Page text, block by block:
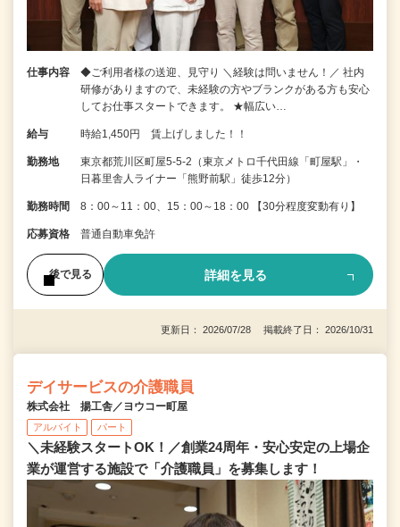
仕事内容
◆ご利用者様の送迎、見守り ＼経験は問いません！／ 社内
研修がありますので、未経験の方やブランクがある方も安心
してお仕事スタートできます。 ★幅広い…
給与 時給1,450円 賃上げしました！！
勤務地
東京都荒川区町屋5-5-2（東京メトロ千代田線「町屋駅」・
日暮里舎人ライナー「熊野前駅」徒歩12分）
勤務時間 8：00～11：00、15：00～18：00 【30分程度変動有り】
応募資格 普通自動車免許
後で見る 詳細を見る
更新日： 2026/07/28 掲載終了日： 2026/10/31
デイサービスの介護職員
株式会社 揚工舎／ヨウコー町屋
アルバイト パート
＼未経験スタートOK！／創業24周年・安心安定の上場企
業が運営する施設で「介護職員」を募集します！